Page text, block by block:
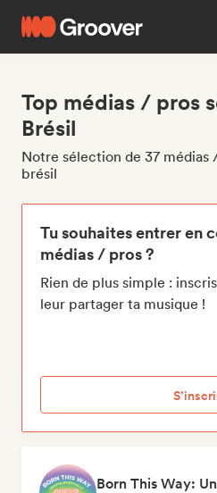
Top médias / pros
Brésil
Notre sélection de 37
brésil
Tu souhaites entrer en
médias / pros ?
Rien de plus simple :
leur partager ta musique !
Born This Way: